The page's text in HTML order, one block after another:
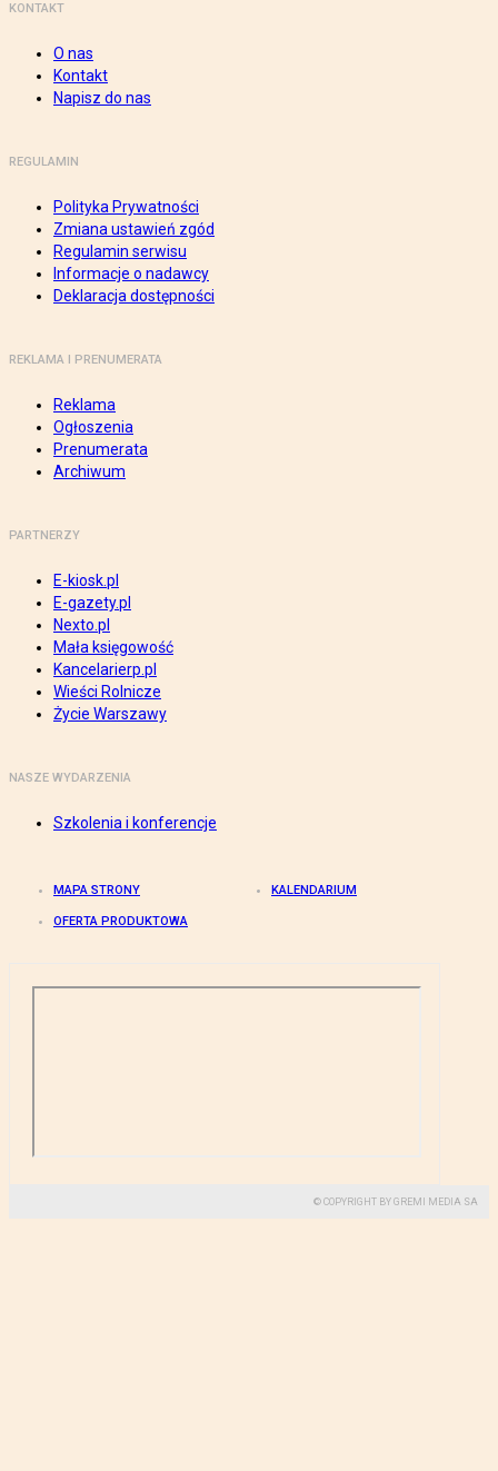
KONTAKT
O nas
Kontakt
Napisz do nas
REGULAMIN
Polityka Prywatności
Zmiana ustawień zgód
Regulamin serwisu
Informacje o nadawcy
Deklaracja dostępności
REKLAMA I PRENUMERATA
Reklama
Ogłoszenia
Prenumerata
Archiwum
PARTNERZY
E-kiosk.pl
E-gazety.pl
Nexto.pl
Mała księgowość
Kancelarierp.pl
Wieści Rolnicze
Życie Warszawy
NASZE WYDARZENIA
Szkolenia i konferencje
MAPA STRONY KALENDARIUM
OFERTA PRODUKTOWA
© COPYRIGHT BY GREMI MEDIA SA